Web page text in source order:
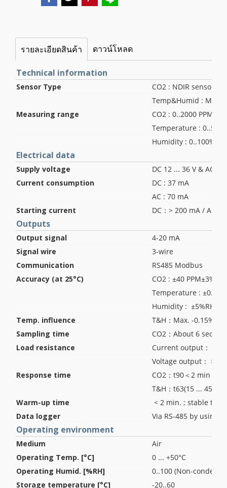
รายละเอียดสินค้า ดาวน์โหลด
Technical information
Sensor Type
CO2 : NDIR sensor
Temp&Humid :
Measuring range
CO2 : 0..2000 PPM
Temperature : 0..50°C
Humidity : 0..100%RH
Electrical data
Supply voltage
DC 12 ... 36 V & AC
Current consumption
DC : 37 mA
AC : 70 mA
Starting current
DC：> 200 mA / AC：
Outputs
Output signal
4-20 mA
Signal wire
3-wire
Communication
RS485 Modbus
Accuracy (at 25°C)
CO2 : ±40 PPM±3%
Temperature : ±0.5°C
Humidity : ±5%RH(30
Temp. influence
T&H：Max. -0.15%RH/
Sampling time
CO2：About 6 sec /
Load resistance
Current output：
Voltage output：
Response time
CO2：t90＜2 min
T&H：t63(15 ... 45°C
Warm-up time
< 2 min. ; stable
Data logger
Via RS-485 by using
Operating environment
Medium
Air
Operating Temp. [°C]
0 ... +50°C
Operating Humid. [%RH]
0..100 (Non-
Storage temperature [°C]
-20..60